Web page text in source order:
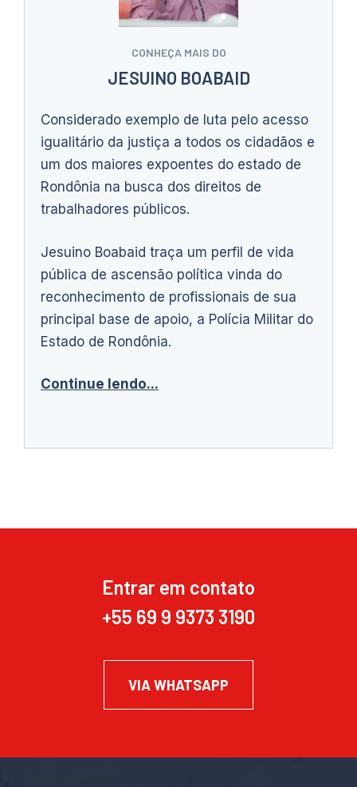
CONHEÇA MAIS DO
JESUINO BOABAID
Considerado exemplo de luta pelo acesso
igualitário da justiça a todos os cidadãos e
um dos maiores expoentes do estado de
Rondônia na busca dos direitos de
trabalhadores públicos.
Jesuino Boabaid traça um perfil de vida
pública de ascensão política vinda do
reconhecimento de profissionais de sua
principal base de apoio, a Polícia Militar do
Estado de Rondônia.
Continue lendo...
Entrar em contato
+55 69 9 9373 3190
VIA WHATSAPP